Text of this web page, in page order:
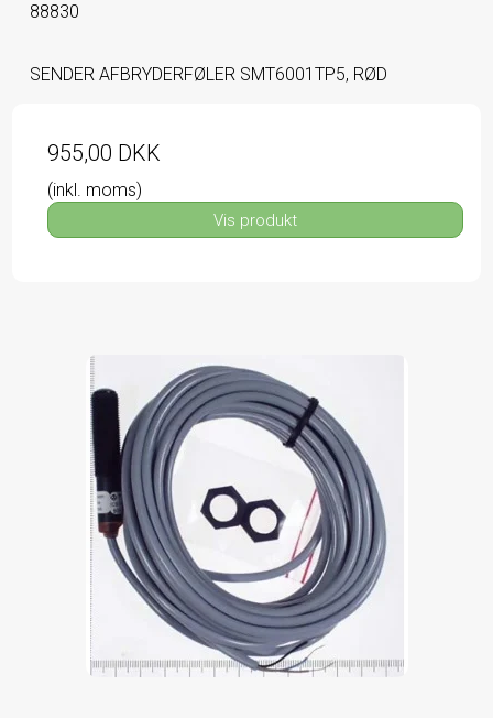
88830
SENDER AFBRYDERFØLER SMT6001TP5, RØD
955,00 DKK
(inkl. moms)
Vis produkt